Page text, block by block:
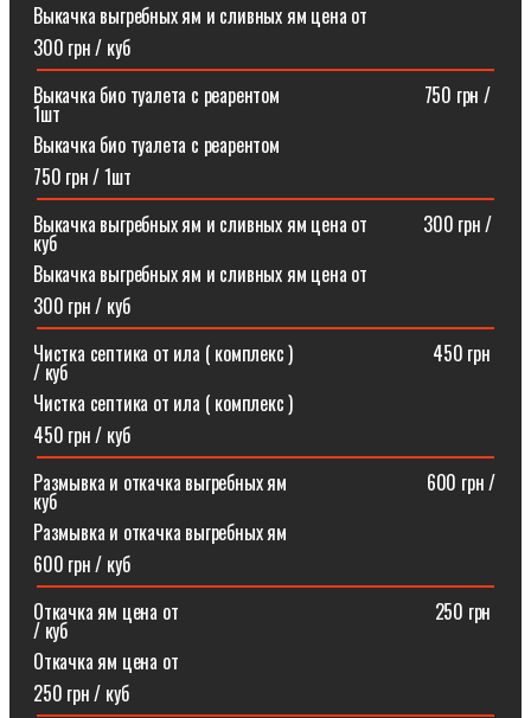
Выкачка выгребных ям и сливных ям цена от
300 грн / куб
Выкачка био туалета с реарентом ⠀⠀⠀⠀⠀⠀⠀⠀⠀⠀750 грн /
1шт
Выкачка био туалета с реарентом
750 грн / 1шт
Выкачка выгребных ям и сливных ям цена от⠀⠀⠀⠀300 грн /
куб
Выкачка выгребных ям и сливных ям цена от
300 грн / куб
Чистка септика от ила ( комплекс )⠀⠀⠀⠀⠀⠀⠀⠀⠀⠀450 грн
/ куб
Чистка септика от ила ( комплекс )
450 грн / куб
Размывка и откачка выгребных ям⠀⠀⠀⠀⠀⠀⠀⠀⠀⠀600 грн /
куб
Размывка и откачка выгребных ям
600 грн / куб
Откачка ям цена от ⠀⠀⠀⠀⠀⠀⠀⠀⠀⠀⠀⠀⠀⠀⠀⠀⠀⠀250 грн
/ куб
Откачка ям цена от
250 грн / куб